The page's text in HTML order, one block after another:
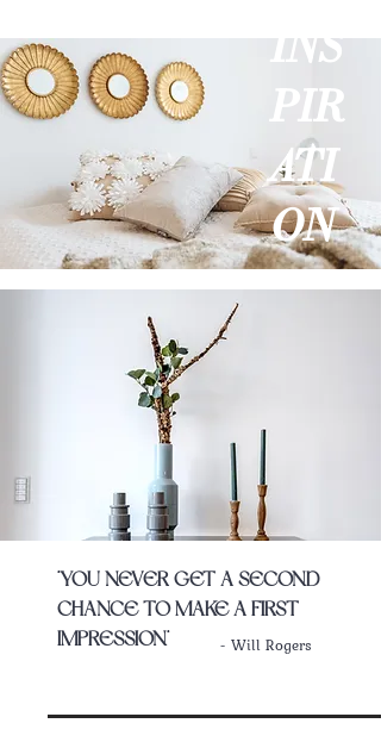
INS
PIR
ATI
ON
"YOU NEVER GET A SECOND
CHANCE TO MAKE A FIRST
IMPRESSION"
- Will Rogers